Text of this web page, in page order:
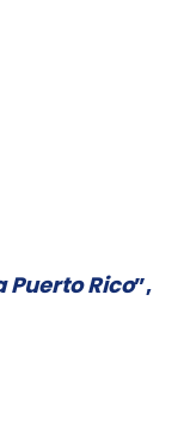
Puerto Rico”,